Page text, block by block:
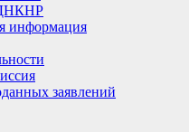
информация
заявлений